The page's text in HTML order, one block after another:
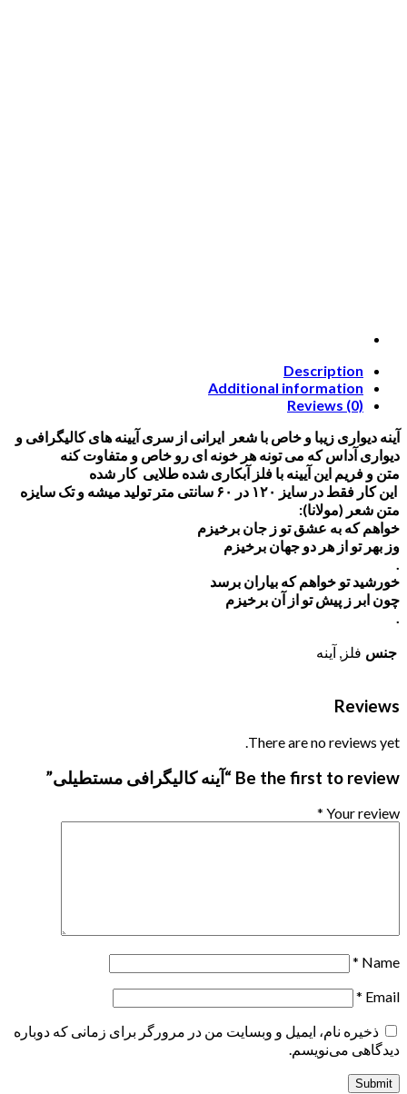
Description
Additional information
Reviews (0)
آینه دیواری زیبا و خاص با شعر ایرانی از سری آیینه های کالیگرافی و
دیواری آداس که می تونه هر خونه ای رو خاص و متفاوت کنه
متن و فریم این آیینه با فلز آبکاری شده طلایی کار شده
این کار فقط در سایز ۱۲۰ در ۶۰ سانتی متر تولید میشه و تک سایزه
متن شعر (مولانا):
خواهم که به عشق تو ز جان برخیزم
وز بهر تو از هر دو جهان برخیزم
.
خورشید تو خواهم که بیاران برسد
چون ابر ز پیش تو از آن برخیزم
.
جنس فلز, آینه
Reviews
There are no reviews yet.
Be the first to review “آینه کالیگرافی مستطیلی”
Your review
*
Name
*
Email
*
ذخیره نام، ایمیل و وبسایت من در مرورگر برای زمانی که دوباره
دیدگاهی می‌نویسم.